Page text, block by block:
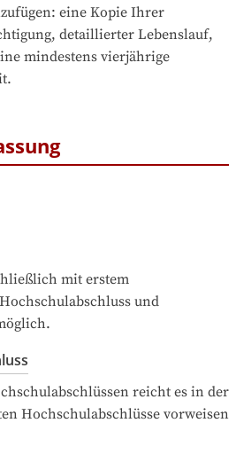
eine Kopie Ihrer
detaillierter Lebenslauf,
mindestens vierjährige
mit erstem
und
reicht es in der
Hochschulabschlüsse vorweisen